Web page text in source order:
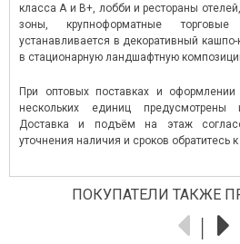
класса A и B+, лобби и рестораны
зоны, крупноформатные торговые
устанавливается в декоративный кашпо-
в стационарную ландшафтную
При оптовых поставках и оформлении
нескольких единиц предусмотрены
Доставка и подъём на этаж
уточнения наличия и сроков обратитесь
ПОКУПАТЕЛИ ТАКЖЕ